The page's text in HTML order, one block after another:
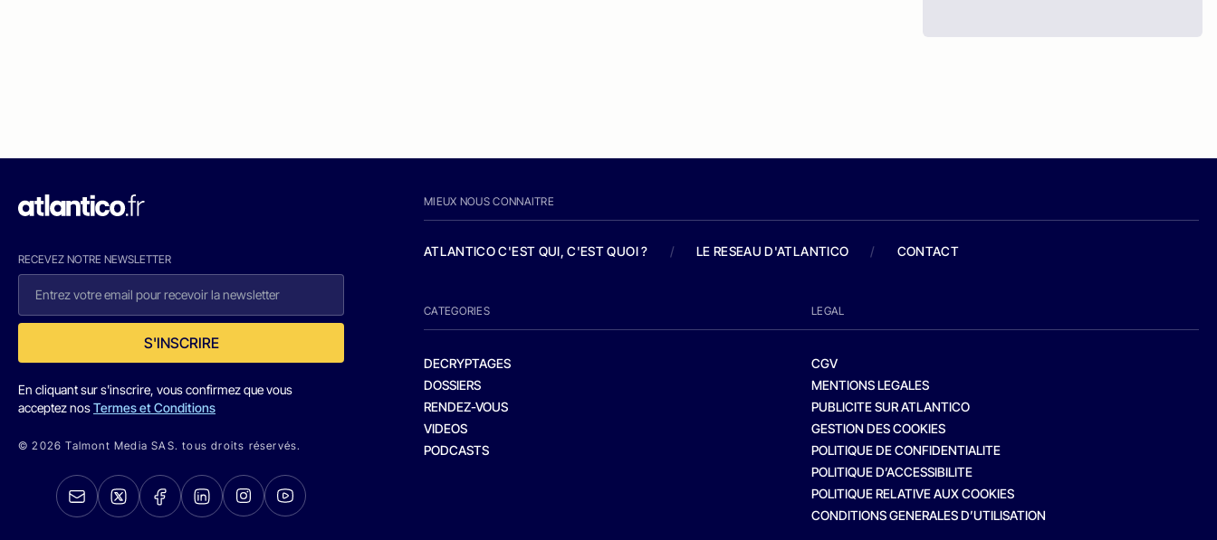
RECEVEZ NOTRE NEWSLETTER
S'INSCRIRE
En cliquant sur s'inscrire, vous confirmez que vous
acceptez nosTermes et Conditions
© 2026 Talmont Media SAS. tous droits réservés.
MIEUX NOUS CONNAITRE
ATLANTICO C'EST QUI, C'EST QUOI ? / LE RESEAU D'ATLANTICO / CONTACT
CATEGORIES
DECRYPTAGES
DOSSIERS
RENDEZ-VOUS
VIDEOS
PODCASTS
LEGAL
CGV
MENTIONS LEGALES
PUBLICITE SUR ATLANTICO
GESTION DES COOKIES
POLITIQUE DE CONFIDENTIALITE
POLITIQUE D’ACCESSIBILITE
POLITIQUE RELATIVE AUX COOKIES
CONDITIONS GENERALES D’UTILISATION